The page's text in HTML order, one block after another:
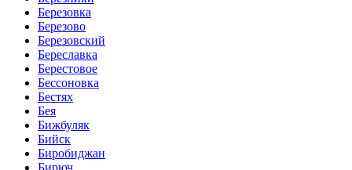
Березовка
Березово
Березовский
Береславка
Берестовое
Бессоновка
Бестях
Бея
Бижбуляк
Бийск
Биробиджан
Бирюч